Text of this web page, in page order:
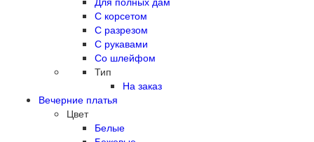
С корсетом
С разрезом
С рукавами
Со шлейфом
Тип
На заказ
Вечерние платья
Цвет
Белые